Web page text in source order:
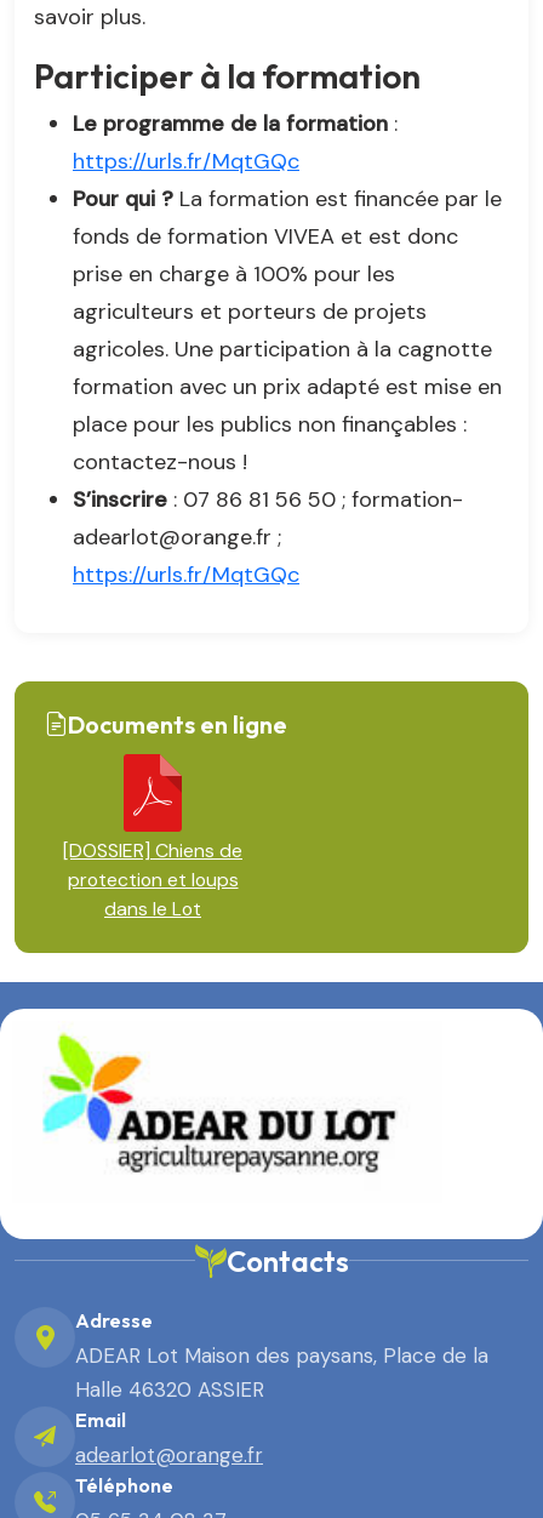
savoir plus.
Participer à la formation
Le programme de la formation :
https://urls.fr/MqtGQc
Pour qui ? La formation est financée par le
fonds de formation VIVEA et est donc
prise en charge à 100% pour les
agriculteurs et porteurs de projets
agricoles. Une participation à la cagnotte
formation avec un prix adapté est mise en
place pour les publics non finançables :
contactez-nous !
S’inscrire : 07 86 81 56 50 ; formation-
adearlot@orange.fr ;
https://urls.fr/MqtGQc
Documents en ligne
[DOSSIER] Chiens de
protection et loups
dans le Lot
Contacts
Adresse
ADEAR Lot Maison des paysans, Place de la
Halle 46320 ASSIER
Email
adearlot@orange.fr
Téléphone